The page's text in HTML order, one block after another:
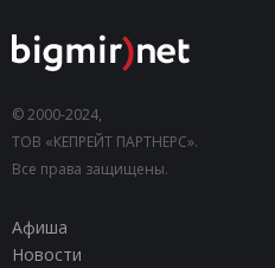
© 2000-2024,
ТОВ «КЕПРЕЙТ ПАРТНЕРС».
Все права защищены.
Афиша
Новости